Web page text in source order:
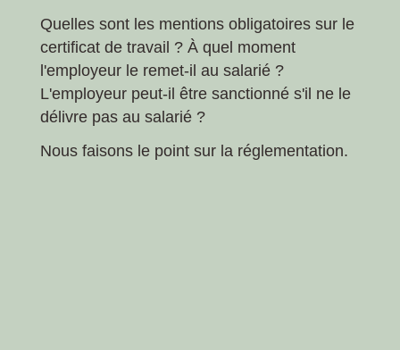
Quelles sont les mentions obligatoires sur le
certificat de travail ? À quel moment
l'employeur le remet-il au salarié ?
L'employeur peut-il être sanctionné s'il ne le
délivre pas au salarié ?
Nous faisons le point sur la réglementation.